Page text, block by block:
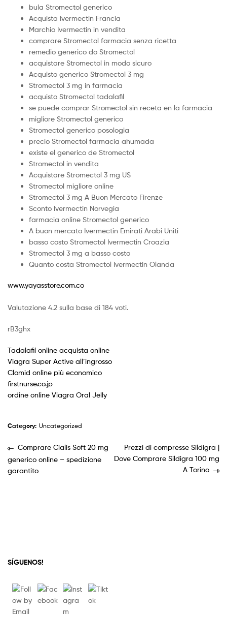
bula Stromectol generico
Acquista Ivermectin Francia
Marchio Ivermectin in vendita
comprare Stromectol farmacia senza ricetta
remedio generico do Stromectol
acquistare Stromectol in modo sicuro
Acquisto generico Stromectol 3 mg
Stromectol 3 mg in farmacia
acquisto Stromectol tadalafil
se puede comprar Stromectol sin receta en la farmacia
migliore Stromectol generico
Stromectol generico posologia
precio Stromectol farmacia ahumada
existe el generico de Stromectol
Stromectol in vendita
Acquistare Stromectol 3 mg US
Stromectol migliore online
Stromectol 3 mg A Buon Mercato Firenze
Sconto Ivermectin Norvegia
farmacia online Stromectol generico
A buon mercato Ivermectin Emirati Arabi Uniti
basso costo Stromectol Ivermectin Croazia
Stromectol 3 mg a basso costo
Quanto costa Stromectol Ivermectin Olanda
www.yayasstore.com.co
Valutazione 4.2 sulla base di 184 voti.
rB3ghx
Tadalafil online acquista online
Viagra Super Active all’ingrosso
Clomid online più economico
firstnurse.co.jp
ordine online Viagra Oral Jelly
Category: Uncategorized
Comprare Cialis Soft 20 mg
generico online – spedizione
garantito
Prezzi di compresse Sildigra |
Dove Comprare Sildigra 100 mg
A Torino
SÍGUENOS!